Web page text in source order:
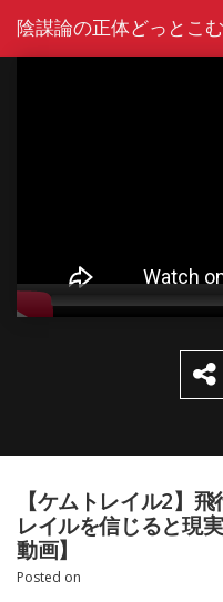
陰謀論の正体どっとこむ
【ケムトレイル2】
レイルを信じると現
動画】
Posted on